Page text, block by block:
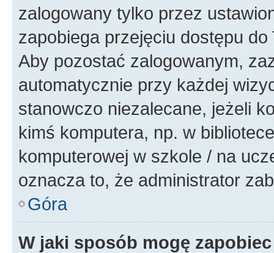
zalogowany tylko przez
zapobiega przejęciu dostępu
Aby pozostać zalogowanym,
automatycznie przy każdej
stanowczo niezalecane, jeżeli
kimś komputera, np. w
komputerowej w szkole / na
oznacza to, że administrator
Góra
W jaki sposób mogę